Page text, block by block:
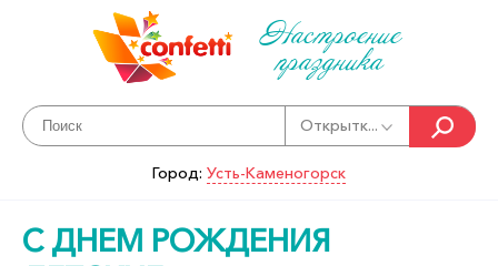
Настроение
праздника
Открытк...
Город: Усть-Каменогорск
С ДНЕМ РОЖДЕНИЯ